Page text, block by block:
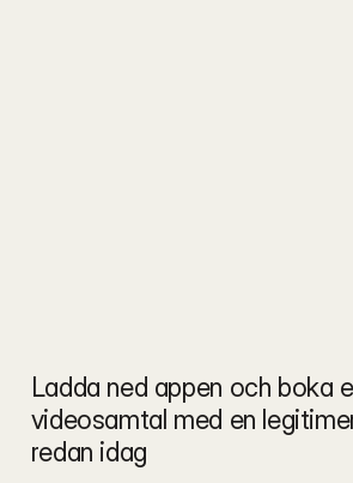
Ladda ned appen och boka
videosamtal med en
redan idag